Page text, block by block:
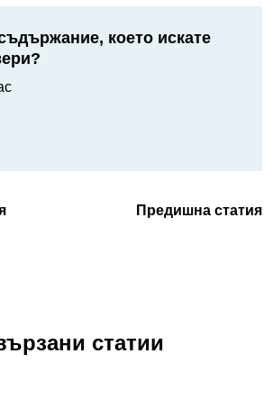
което искате
Предишна статия
статии